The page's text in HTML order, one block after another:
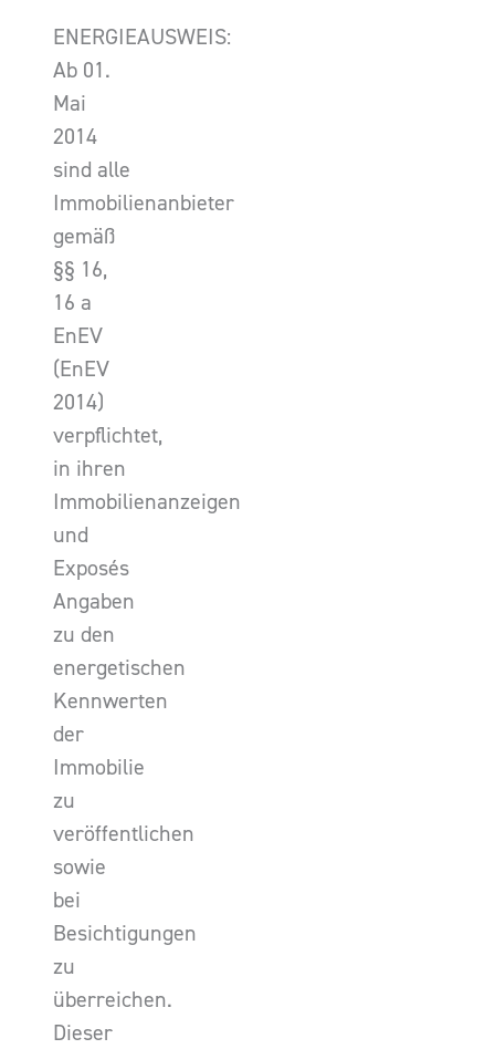
ENERGIEAUSWEIS:
Ab 01.
Mai
2014
sind alle
Immobilienanbieter
gemäß
§§ 16,
16 a
EnEV
(EnEV
2014)
verpflichtet,
in ihren
Immobilienanzeigen
und
Exposés
Angaben
zu den
energetischen
Kennwerten
der
Immobilie
zu
veröffentlichen
sowie
bei
Besichtigungen
zu
überreichen.
Dieser